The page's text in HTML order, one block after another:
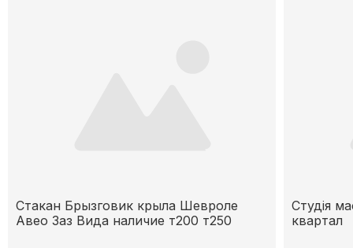
Стакан Брызговик крыла Шевроле
Авео Заз Вида наличие т200 т250
Студія
квартал